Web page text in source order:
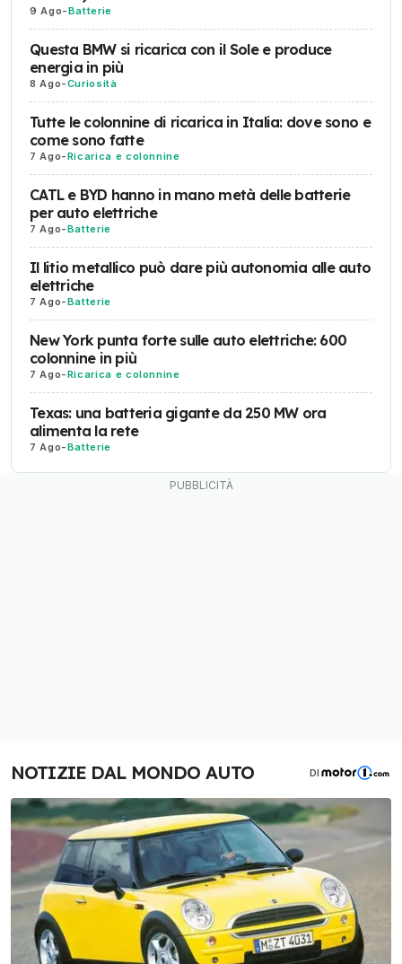
9 Ago-Batterie
Questa BMW si ricarica con il Sole e produce
energia in più
8 Ago-Curiosità
Tutte le colonnine di ricarica in Italia: dove sono e
come sono fatte
7 Ago-Ricarica e colonnine
CATL e BYD hanno in mano metà delle batterie
per auto elettriche
7 Ago-Batterie
Il litio metallico può dare più autonomia alle auto
elettriche
7 Ago-Batterie
New York punta forte sulle auto elettriche: 600
colonnine in più
7 Ago-Ricarica e colonnine
Texas: una batteria gigante da 250 MW ora
alimenta la rete
7 Ago-Batterie
NOTIZIE DAL MONDO AUTO DI